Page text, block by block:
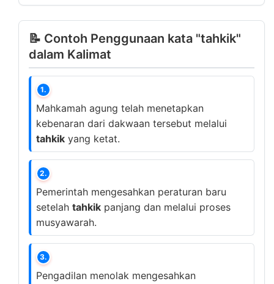
📝 Contoh Penggunaan kata "tahkik"
dalam Kalimat
1.
Mahkamah agung telah menetapkan
kebenaran dari dakwaan tersebut melalui
tahkik yang ketat.
2.
Pemerintah mengesahkan peraturan baru
setelah tahkik panjang dan melalui proses
musyawarah.
3.
Pengadilan menolak mengesahkan